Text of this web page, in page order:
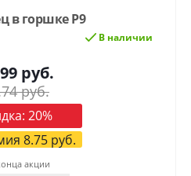
в горшке Р9
В наличии
руб.
руб.
20%
8.75руб.
акции